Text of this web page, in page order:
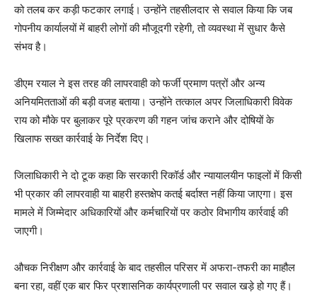
को तलब कर कड़ी फटकार लगाई। उन्होंने तहसीलदार से सवाल किया कि जब
गोपनीय कार्यालयों में बाहरी लोगों की मौजूदगी रहेगी, तो व्यवस्था में सुधार कैसे
संभव है।
डीएम रयाल ने इस तरह की लापरवाही को फर्जी प्रमाण पत्रों और अन्य
अनियमितताओं की बड़ी वजह बताया। उन्होंने तत्काल अपर जिलाधिकारी विवेक
राय को मौके पर बुलाकर पूरे प्रकरण की गहन जांच कराने और दोषियों के
खिलाफ सख्त कार्रवाई के निर्देश दिए।
जिलाधिकारी ने दो टूक कहा कि सरकारी रिकॉर्ड और न्यायालयीन फाइलों में किसी
भी प्रकार की लापरवाही या बाहरी हस्तक्षेप कतई बर्दाश्त नहीं किया जाएगा। इस
मामले में जिम्मेदार अधिकारियों और कर्मचारियों पर कठोर विभागीय कार्रवाई की
जाएगी।
औचक निरीक्षण और कार्रवाई के बाद तहसील परिसर में अफरा-तफरी का माहौल
बना रहा, वहीं एक बार फिर प्रशासनिक कार्यप्रणाली पर सवाल खड़े हो गए हैं।